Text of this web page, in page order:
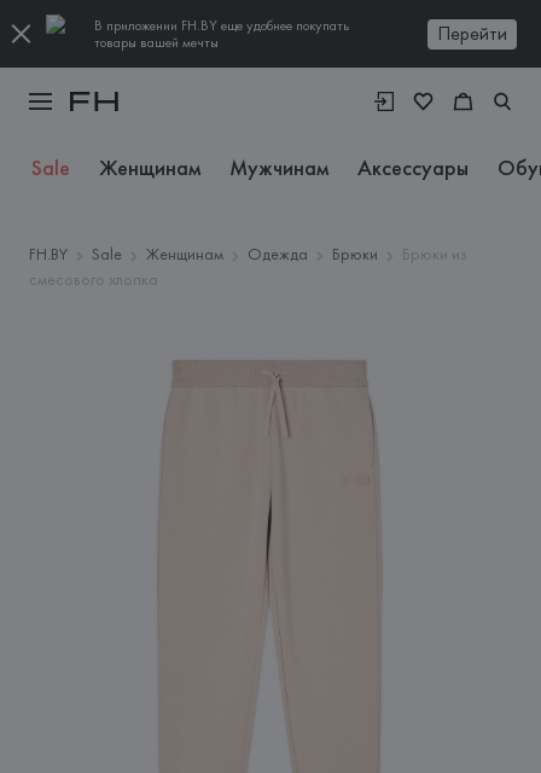
В приложении FH.BY еще удобнее покупать
товары вашей мечты
Перейти
Sale Женщинам Мужчинам Аксессуары
FH.BY Sale Женщинам Одежда Брюки
Брюки из
смесового хлопка